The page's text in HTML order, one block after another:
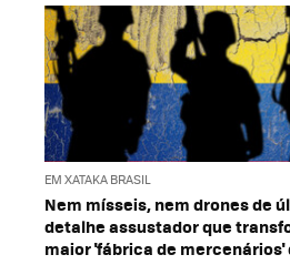
EM XATAKA BRASIL
Nem mísseis, nem drones de
detalhe assustador que
maior 'fábrica de mercenários'